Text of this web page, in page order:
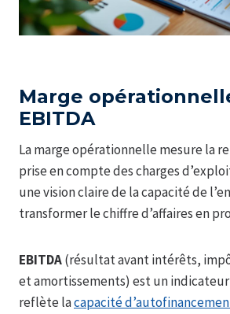
Marge
EBITDA
La marge opérationnelle mesure la
prise en compte des charges
une vision claire de la capacité de
transformer le chiffre d’affaires en
EBITDA(résultat avant intérêts,
et amortissements) est un
reflète lacapacité